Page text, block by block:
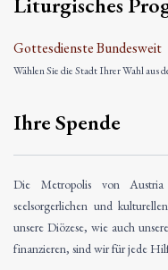
Gottesdienste Bundesweit
Wählen Sie die Stadt Ihrer Wahl aus
Ihre Spende
Die Metropolis von
seelsorgerlichen und
unsere Diözese, wie auch
finanzieren, sind wir für jede